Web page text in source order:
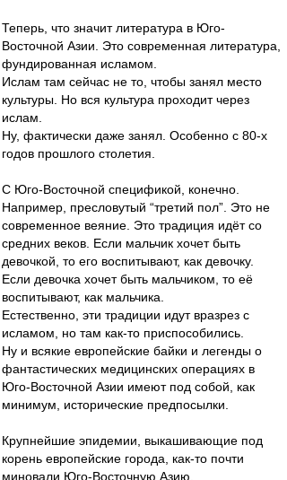
Теперь, что значит литература в Юго-
Восточной Азии. Это современная литература,
фундированная исламом.
Ислам там сейчас не то, чтобы занял место
культуры. Но вся культура проходит через
ислам.
Ну, фактически даже занял. Особенно с 80-х
годов прошлого столетия.
С Юго-Восточной спецификой, конечно.
Например, пресловутый “третий пол”. Это не
современное веяние. Это традиция идёт со
средних веков. Если мальчик хочет быть
девочкой, то его воспитывают, как девочку.
Если девочка хочет быть мальчиком, то её
воспитывают, как мальчика.
Естественно, эти традиции идут вразрез с
исламом, но там как-то приспособились.
Ну и всякие европейские байки и легенды о
фантастических медицинских операциях в
Юго-Восточной Азии имеют под собой, как
минимум, исторические предпосылки.
Крупнейшие эпидемии, выкашивающие под
корень европейские города, как-то почти
миновали Юго-Восточную Азию.